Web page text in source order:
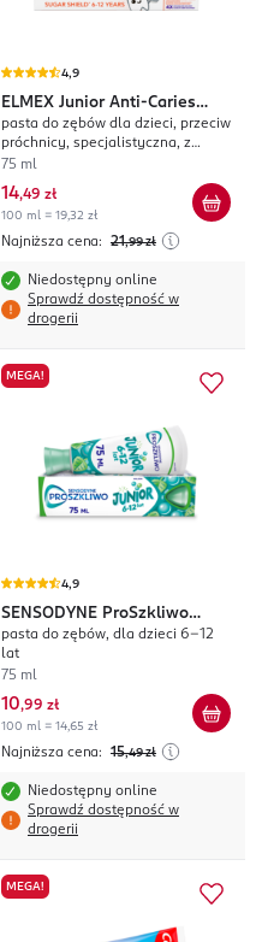
4,9
ELMEX Junior Anti-Caries
Professional
pasta do zębów dla dzieci, przeciw
próchnicy, specjalistyczna, z
neutralizatorem kwasów
75 ml
14,49 zł
100 ml = 19,32 zł
Najniższa cena: 21,99 zł
Niedostępny online
Sprawdź dostępność w
drogerii
MEGA!
4,9
SENSODYNE ProSzkliwo
Junior
pasta do zębów, dla dzieci 6-12
lat
75 ml
10,99 zł
100 ml = 14,65 zł
Najniższa cena: 15,49 zł
Niedostępny online
Sprawdź dostępność w
drogerii
MEGA!